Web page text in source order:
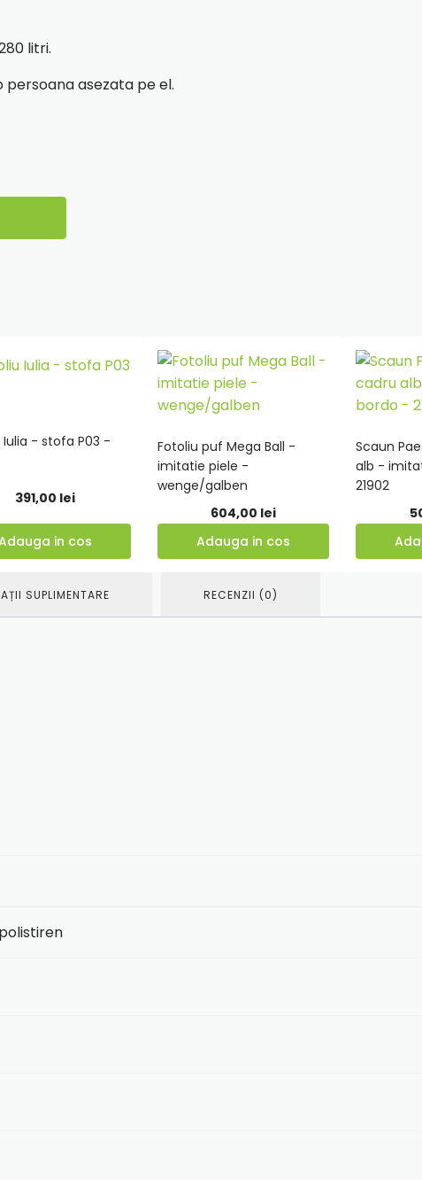
litri.
asezata pe el.
Iulia - stofa P03 -
391,00 lei
in cos
Fotoliu puf Mega Ball -
imitatie piele -
wenge/galben
604,00 lei
Adauga in cos
Adauga
in
Scaun
alb -
21902
Adauga
in
SUPLIMENTARE RECENZII (0)